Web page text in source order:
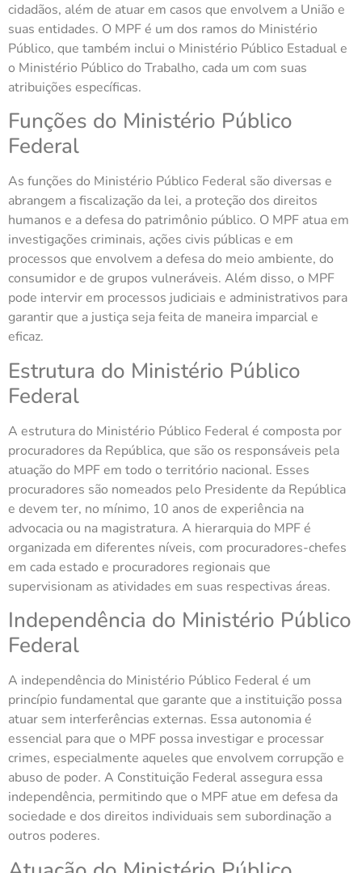
cidadãos, além de atuar em casos que envolvem a União e
suas entidades. O MPF é um dos ramos do Ministério
Público, que também inclui o Ministério Público Estadual e
o Ministério Público do Trabalho, cada um com suas
atribuições específicas.
Funções do Ministério Público
Federal
As funções do Ministério Público Federal são diversas e
abrangem a fiscalização da lei, a proteção dos direitos
humanos e a defesa do patrimônio público. O MPF atua em
investigações criminais, ações civis públicas e em
processos que envolvem a defesa do meio ambiente, do
consumidor e de grupos vulneráveis. Além disso, o MPF
pode intervir em processos judiciais e administrativos para
garantir que a justiça seja feita de maneira imparcial e
eficaz.
Estrutura do Ministério Público
Federal
A estrutura do Ministério Público Federal é composta por
procuradores da República, que são os responsáveis pela
atuação do MPF em todo o território nacional. Esses
procuradores são nomeados pelo Presidente da República
e devem ter, no mínimo, 10 anos de experiência na
advocacia ou na magistratura. A hierarquia do MPF é
organizada em diferentes níveis, com procuradores-chefes
em cada estado e procuradores regionais que
supervisionam as atividades em suas respectivas áreas.
Independência do Ministério Público
Federal
A independência do Ministério Público Federal é um
princípio fundamental que garante que a instituição possa
atuar sem interferências externas. Essa autonomia é
essencial para que o MPF possa investigar e processar
crimes, especialmente aqueles que envolvem corrupção e
abuso de poder. A Constituição Federal assegura essa
independência, permitindo que o MPF atue em defesa da
sociedade e dos direitos individuais sem subordinação a
outros poderes.